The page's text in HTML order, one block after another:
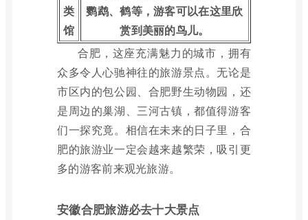
类
馆
鹦鹉、鹤等，游客可以在这里欣
赏到美丽的鸟儿。
合肥，这座充满魅力的城市，拥有
众多令人心驰神往的旅游景点。无论是
市区内的包公园、合肥野生动物园，还
是周边的巢湖、三河古镇，都值得游客
们一探究竟。相信在未来的日子里，合
肥的旅游业一定会越来越繁荣，吸引更
多的游客前来观光旅游。
安徽合肥旅游必去十大景点